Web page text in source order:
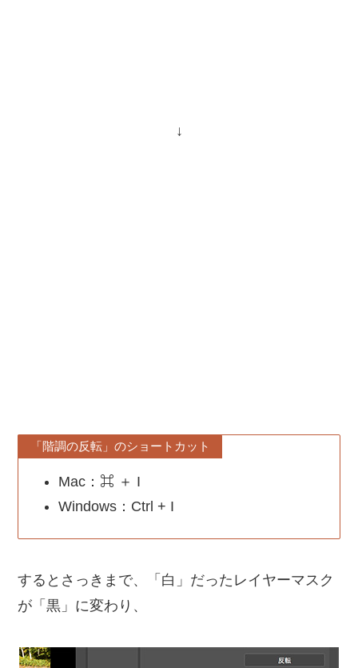
↓
「階調の反転」のショートカット
Mac：⌘ ＋ I
Windows：Ctrl + I
するとさっきまで、「白」だったレイヤーマスク
が「黒」に変わり、